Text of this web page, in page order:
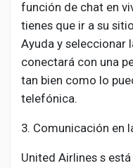
función de chat en
tienes que ir a su
Ayuda y seleccionar
conectará con una
tan bien como lo
telefónica.
3. Comunicación en
United Airlines s